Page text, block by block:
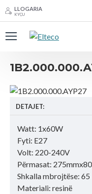
LLOGARIA
KYÇU
DETAJET:
Watt: 1x60W
Fyti: E27
Volt: 220-240V
Përmasat:
Shkalla mbrojtëse: 65
Materiali: resinë